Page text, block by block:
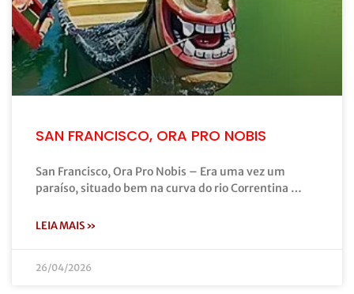
SAN FRANCISCO, ORA PRO NOBIS
San Francisco, Ora Pro Nobis – Era uma vez um
paraíso, situado bem na curva do rio Correntina …
LEIA MAIS »
26/04/2026